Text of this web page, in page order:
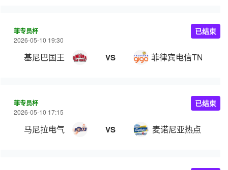
菲专员杯
2026-05-10 19:30
基尼巴国王 VS 菲律宾电信TNT
已结束
菲专员杯
2026-05-10 17:15
马尼拉电气 VS 麦诺尼亚热点
已结束